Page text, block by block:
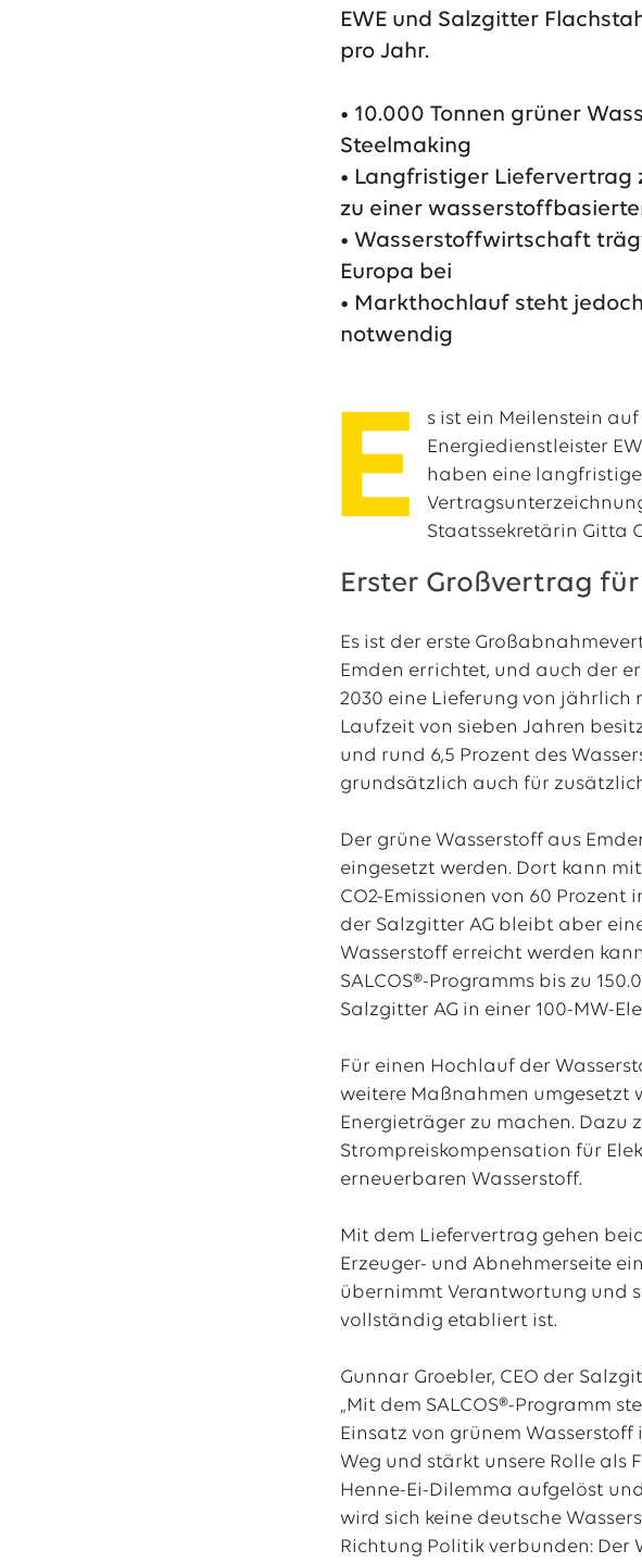
EWE und Salzgitter
pro Jahr.
• 10.000 Tonnen grüner
Steelmaking
• Langfristiger Liefervertrag
zu einer
• Wasserstoffwirtschaft
Europa bei
• Markthochlauf steht
notwendig
E
s ist ein Meilenstein
Energiedienstleister
haben eine
Staatssekretärin Gitta
Erster Großvertrag
Es ist der erste
Emden errichtet, und auch der
2030 eine Lieferung von jährlich
Laufzeit von sieben Jahren
und rund 6,5 Prozent des
grundsätzlich auch für
Der grüne Wasserstoff aus
eingesetzt werden. Dort kann
CO2-Emissionen von 60
der Salzgitter AG bleibt aber
Wasserstoff erreicht werden
SALCOS®-Programms bis zu
Salzgitter AG in einer 100-MW-
Für einen Hochlauf der
weitere Maßnahmen umgesetzt
Energieträger zu machen.
Strompreiskompensation für
erneuerbaren Wasserstoff.
Mit dem Liefervertrag gehen
Erzeuger- und Abnehmerseite
übernimmt Verantwortung und
vollständig etabliert ist.
Gunnar Groebler, CEO der
„Mit dem SALCOS®-Programm
Einsatz von grünem
Weg und stärkt unsere Rolle
Henne-Ei-Dilemma aufgelöst
wird sich keine deutsche
Richtung Politik verbunden: Der
Unsere neuesten Stellenangebote